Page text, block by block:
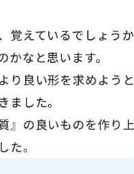
覚えているでしょうか
なと思います。
良い形を求めようと
した。
の良いものを作り上
。